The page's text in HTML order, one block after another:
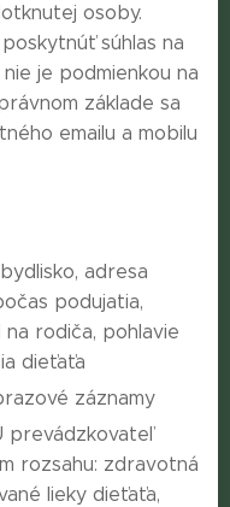
osoby.
súhlas na
je podmienkou na
základe sa
emailu a mobilu
adresa
podujatia,
rodiča, pohlavie
dieťaťa
záznamy
prevádzkovateľ
rozsahu: zdravotná
lieky dieťaťa,